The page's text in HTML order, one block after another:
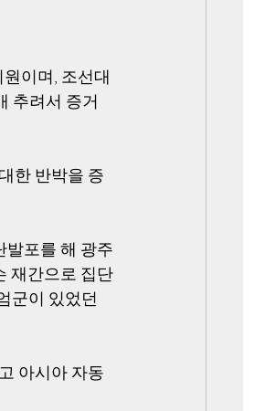
이며, 조선대
추려서 증거
한 반박을 증
포를 해 광주
재간으로 집단
군이 있었던
아시아 자동